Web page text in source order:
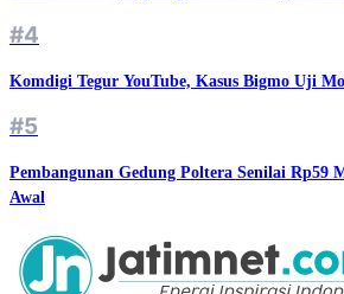
#4
Komdigi Tegur YouTube, Kasus Bigmo Uji
#5
Pembangunan Gedung Poltera Senilai Rp59
Awal